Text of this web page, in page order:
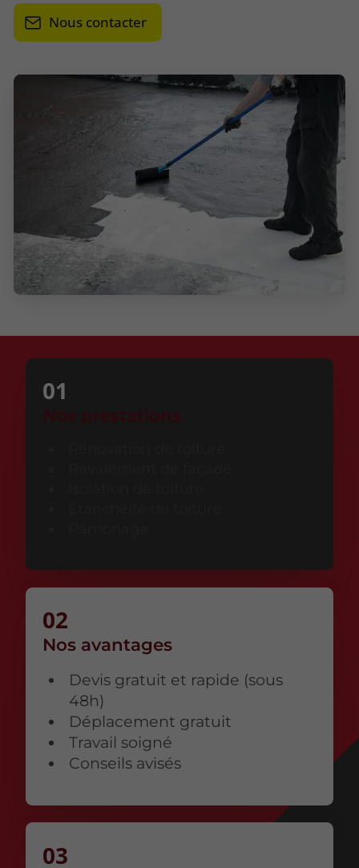
Nous contacter
Nos avantages
Devis gratuit et rapide (sous
48h)
Déplacement gratuit
Travail soigné
Conseils avisés